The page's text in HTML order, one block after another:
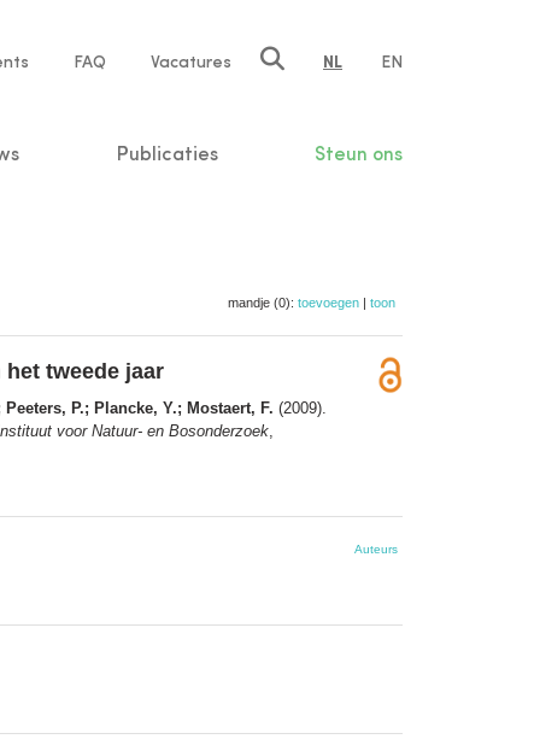
FAQ Vacatures NL EN
Publicaties Steun ons
mandje (0): toevoegen | toon
tweede jaar
P.; Plancke, Y.; Mostaert, F. (2009).
voor Natuur- en Bosonderzoek
Auteurs